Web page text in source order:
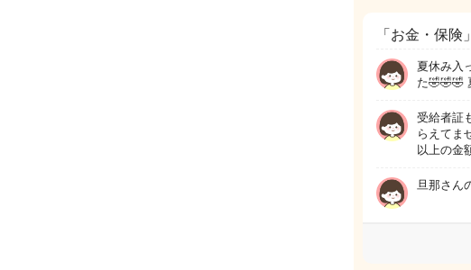
「お金・保険
夏休み入
た🤣🤣🤣
受給者証
らえてま
以上の金
旦那さん